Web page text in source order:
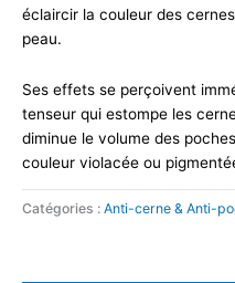
éclaircir la couleur des
peau.
Ses effets se perçoivent
tenseur qui estompe les
diminue le volume des
couleur violacée ou
Catégories : Anti-cerne & Anti-